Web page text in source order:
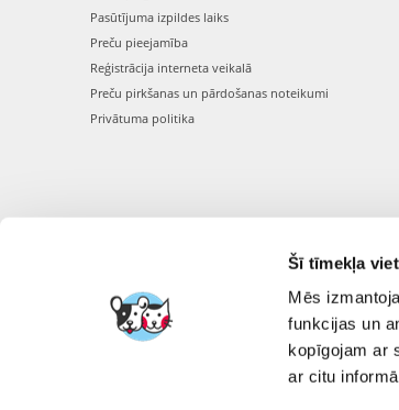
Šī tīmekļa
Mēs
funkcijas un
kopīgojam ar
ar citu
Pasūtījuma izpildes laiks
Preču pieejamība
Reģistrācija interneta veikalā
Preču pirkšanas un pārdošanas noteikumi
Privātuma politika